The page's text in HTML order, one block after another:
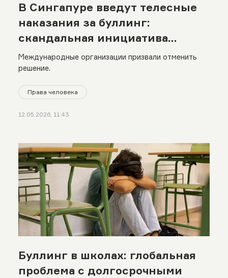
В Сингапуре введут телесные
наказания за буллинг:
скандальная инициатива
властей
Международные организации призвали отменить
решение.
Права человека
12.05.2026, 11:43
Буллинг в школах: глобальная
проблема с долгосрочными